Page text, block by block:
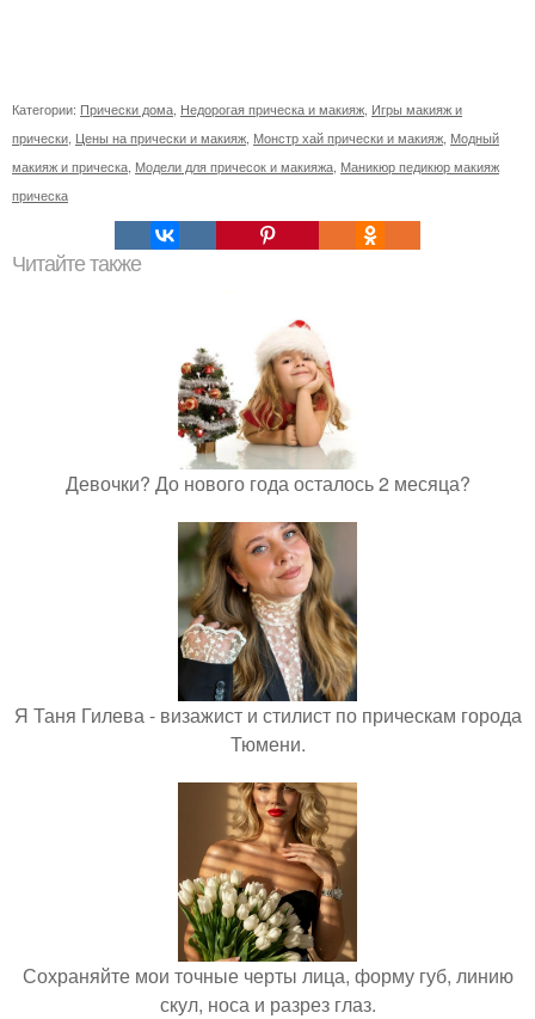
Категории: Прически дома Недорогая прическа и макияж Игры макияж и
прически Цены на прически и макияж Монстр хай прически и макияж Модный
макияж и прическа Модели для причесок и макияжа Маникюр педикюр макияж
прическа
Читайте также
Девочки? До нового года осталось 2 месяца?
Я Таня Гилева - визажист и стилист по прическам города
Тюмени.
Сохраняйте мои точные черты лица, форму губ, линию
скул, носа и разрез глаз.